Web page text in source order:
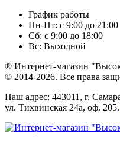
График работы
Пн-Пт: с 9:00 до 21:00
Сб: с 9:00 до 18:00
Вс: Выходной
® Интернет-магазин
© 2014-2026. Все права
Наш адрес: 443011, г.
ул. Тихвинская 24а, оф. 205.